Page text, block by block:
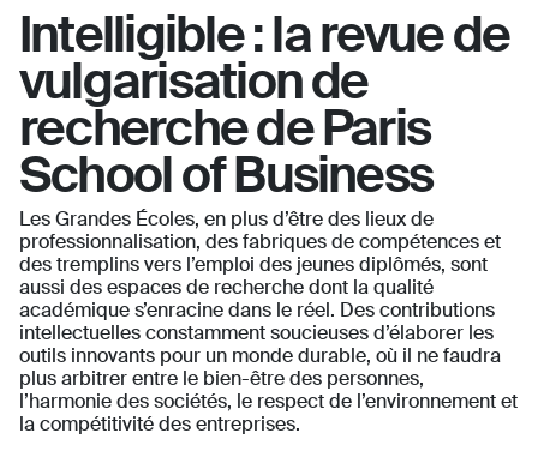
Intelligible : la revue de
vulgarisation de
recherche de Paris
School of Business
Les Grandes Écoles, en plus d’être des lieux de
professionnalisation, des fabriques de compétences et
des tremplins vers l’emploi des jeunes diplômés, sont
aussi des espaces de recherche dont la qualité
académique s’enracine dans le réel. Des contributions
intellectuelles constamment soucieuses d’élaborer les
outils innovants pour un monde durable, où il ne faudra
plus arbitrer entre le bien-être des personnes,
l’harmonie des sociétés, le respect de l’environnement et
la compétitivité des entreprises.